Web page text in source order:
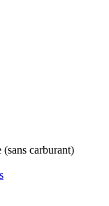
(sans carburant)